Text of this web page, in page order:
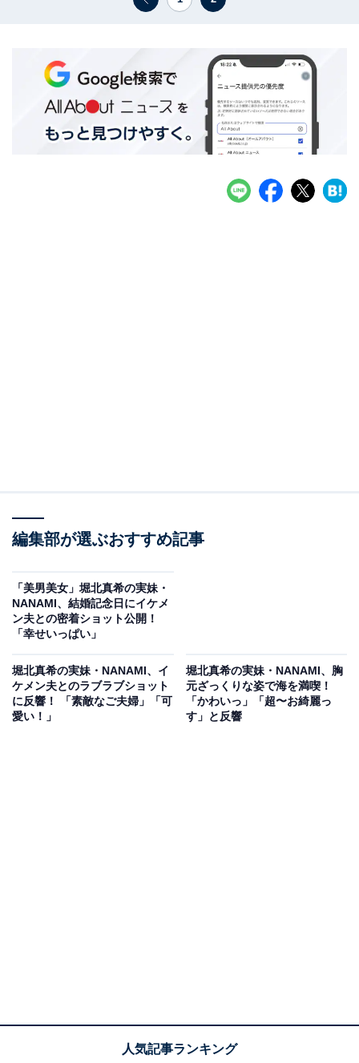
編集部が選ぶおすすめ記事
「美男美女」堀北真希の実妹・
NANAMI、結婚記念日にイケメ
ン夫との密着ショット公開！
「幸せいっぱい」
堀北真希の実妹・NANAMI、イ
ケメン夫とのラブラブショット
に反響！ 「素敵なご夫婦」「可
愛い！」
堀北真希の実妹・NANAMI、胸
元ざっくりな姿で海を満喫！
「かわいっ」「超〜お綺麗っ
す」と反響